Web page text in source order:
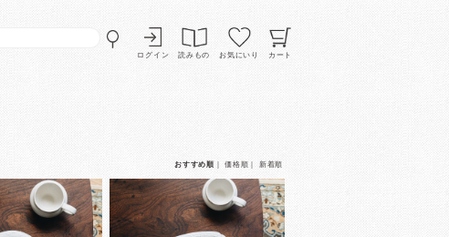
ログイン 読みもの お気にいり カート
おすすめ順 ｜価格順 新着順